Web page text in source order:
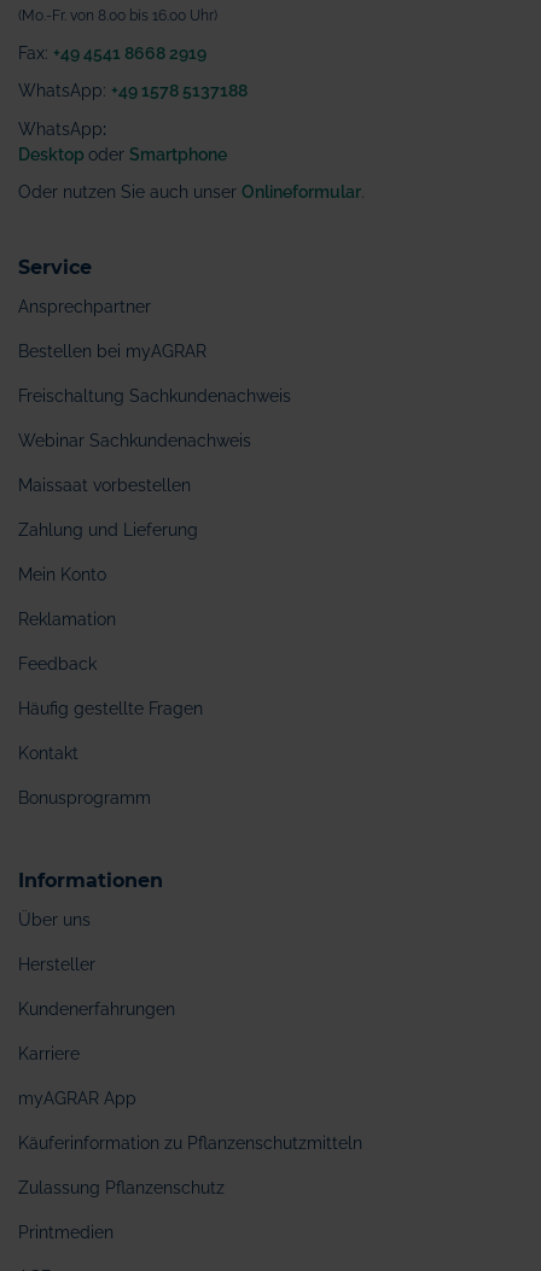
(Mo.-Fr. von 8.00 bis 16.00 Uhr)
Fax: +49 4541 8668 2919
WhatsApp: +49 1578 5137188
WhatsApp:
Desktop oder Smartphone
Oder nutzen Sie auch unser Onlineformular
Service
Ansprechpartner
Bestellen bei myAGRAR
Freischaltung Sachkundenachweis
Webinar Sachkundenachweis
Maissaat vorbestellen
Zahlung und Lieferung
Mein Konto
Reklamation
Feedback
Häufig gestellte Fragen
Kontakt
Bonusprogramm
Informationen
Über uns
Hersteller
Kundenerfahrungen
Karriere
myAGRAR App
Käuferinformation zu Pflanzenschutzmitteln
Zulassung Pflanzenschutz
Printmedien